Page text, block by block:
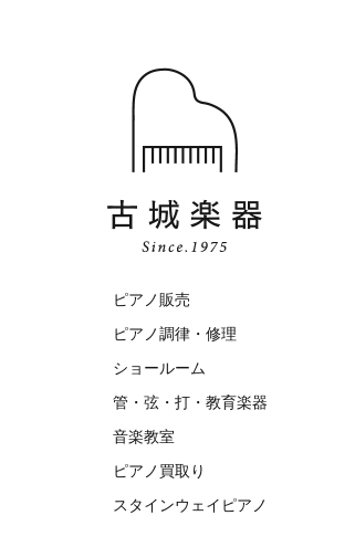
ピアノ販売
ピアノ調律・修理
ショールーム
管・弦・打・教育楽器
音楽教室
ピアノ買取り
スタインウェイピアノ